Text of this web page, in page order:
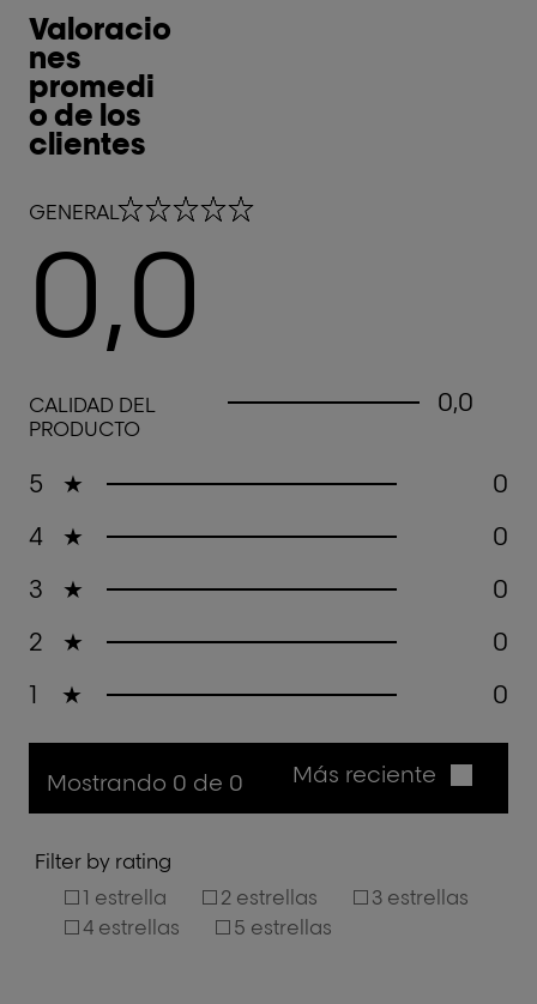
5 ★
0
4
★
0
3
★
0
2
★
0
1
★ 0
Valoracio
nes
promedi
o de los
clientes
GENERAL
0,0 out of 5 stars
0,0
CALIDAD DEL
PRODUCTO
0,0
Mostrando 0 de 0 Más reciente
Filter by rating
1 estrella
2 estrellas
3 estrellas
4 estrellas
5 estrellas